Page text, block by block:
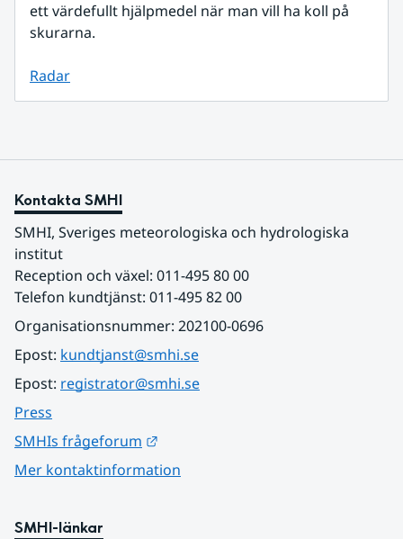
ett värdefullt hjälpmedel när man vill ha koll på
skurarna.
Radar
Kontakta SMHI
SMHI, Sveriges meteorologiska och hydrologiska
institut
Reception och växel: 011-495 80 00
Telefon kundtjänst: 011-495 82 00
Organisationsnummer: 202100-0696
Epost: kundtjanst@smhi.se
Epost: registrator@smhi.se
Press
SMHIs frågeforum
Mer kontaktinformation
SMHI-länkar